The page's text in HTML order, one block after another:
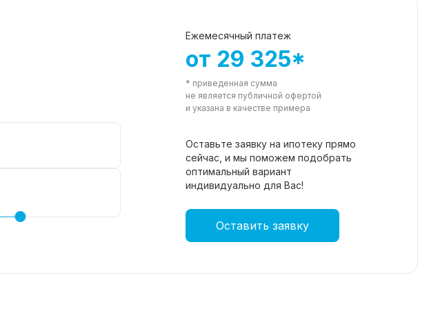
Ежемесячный платеж
от 29 325*
* приведенная сумма
не является публичной офертой
и указана в качестве примера
Оставьте заявку на ипотеку прямо
сейчас, и мы поможем подобрать
оптимальный вариант
индивидуально для Вас!
Оставить заявку